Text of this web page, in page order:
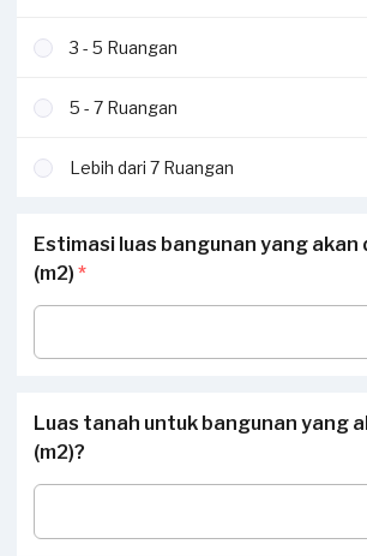
3 - 5 Ruangan
5 - 7 Ruangan
Lebih dari 7 Ruangan
Estimasi luas bangunan yang akan
(m2) *
Luas tanah untuk bangunan yang
(m2)?